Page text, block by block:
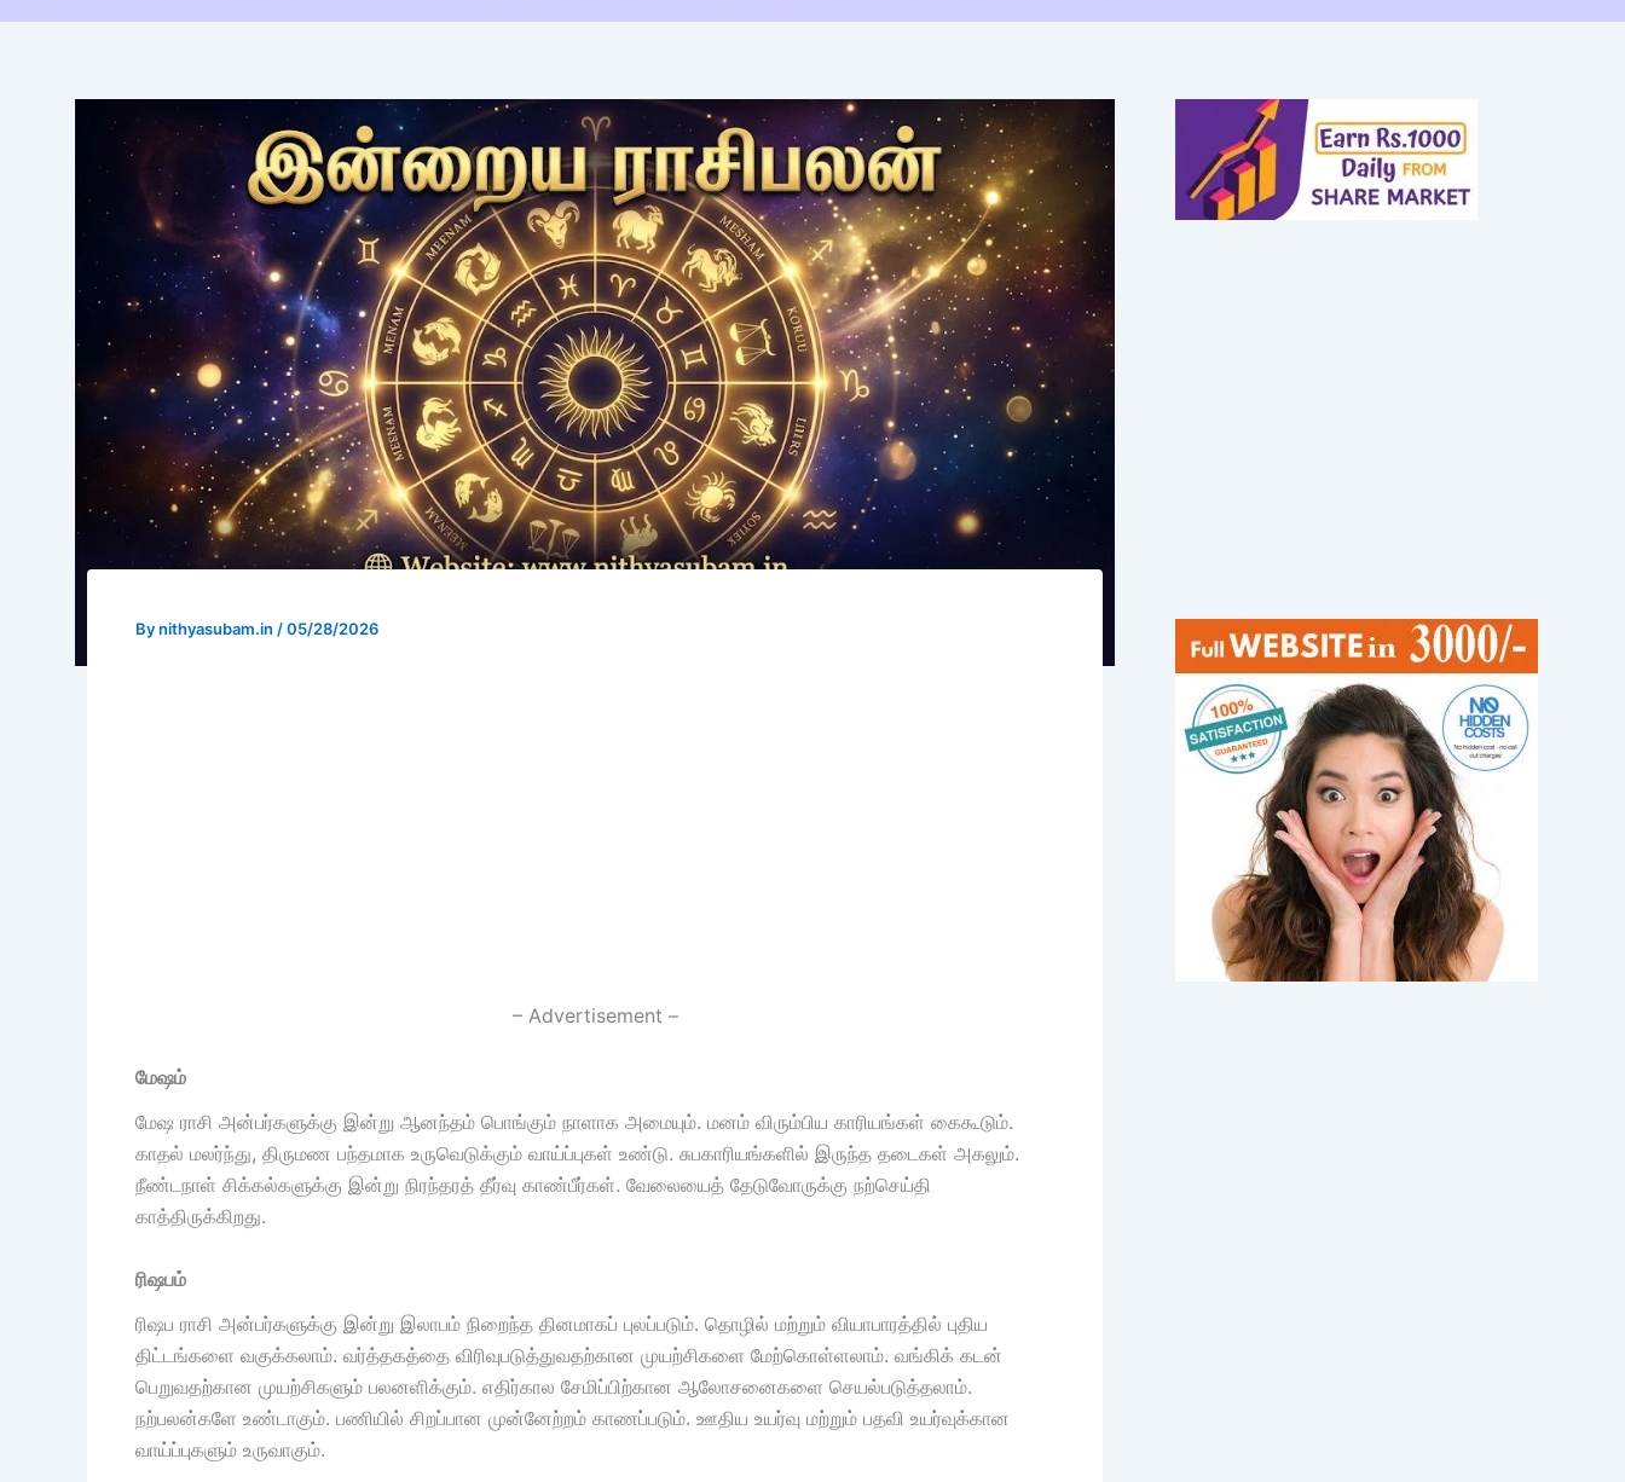
Bynithyasubam.in /05/28/2026
– Advertisement –
மேஷம்
மேஷ ராசி அன்பர்களுக்கு இன்று ஆனந்தம் பொங்கும் நாளாக அமையும். மனம் விரும்பிய காரியங்கள் கைகூடும்.
காதல் மலர்ந்து, திருமண பந்தமாக உருவெடுக்கும் வாய்ப்புகள் உண்டு. சுபகாரியங்களில் இருந்த தடைகள் அகலும்.
நீண்டநாள் சிக்கல்களுக்கு இன்று நிரந்தரத் தீர்வு காண்பீர்கள். வேலையைத் தேடுவோருக்கு நற்செய்தி
காத்திருக்கிறது.
ரிஷபம்
ரிஷப ராசி அன்பர்களுக்கு இன்று இலாபம் நிறைந்த தினமாகப் புலப்படும். தொழில் மற்றும் வியாபாரத்தில் புதிய
திட்டங்களை வகுக்கலாம். வர்த்தகத்தை விரிவுபடுத்துவதற்கான முயற்சிகளை மேற்கொள்ளலாம். வங்கிக் கடன்
பெறுவதற்கான முயற்சிகளும் பலனளிக்கும். எதிர்கால சேமிப்பிற்கான ஆலோசனைகளை செயல்படுத்தலாம்.
நற்பலன்களே உண்டாகும். பணியில் சிறப்பான முன்னேற்றம் காணப்படும். ஊதிய உயர்வு மற்றும் பதவி உயர்வுக்கான
வாய்ப்புகளும் உருவாகும்.